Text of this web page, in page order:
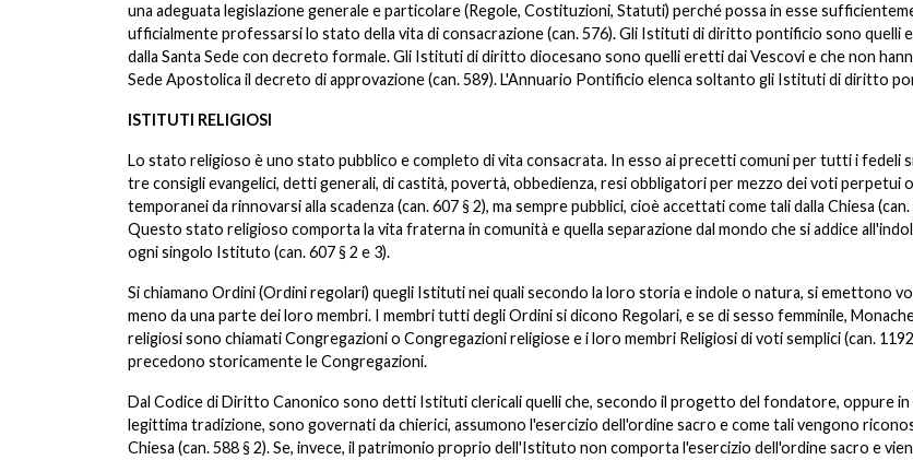
una adeguata legislazione generale e particolare (Regole, Costituzioni, Statuti) perché possa in esse
ufficialmente professarsi lo stato della vita di consacrazione (can. 576). Gli Istituti di diritto pontificio sono quelli
dalla Santa Sede con decreto formale. Gli Istituti di diritto diocesano sono quelli eretti dai Vescovi e che non
Sede Apostolica il decreto di approvazione (can. 589). L'Annuario Pontificio elenca soltanto gli Istituti di diritto
ISTITUTI RELIGIOSI
Lo stato religioso è uno stato pubblico e completo di vita consacrata. In esso ai precetti comuni per tutti i fedeli
tre consigli evangelici, detti generali, di castità, povertà, obbedienza, resi obbligatori per mezzo dei voti perpetui
temporanei da rinnovarsi alla scadenza (can. 607 § 2), ma sempre pubblici, cioè accettati come tali dalla Chiesa (can.
Questo stato religioso comporta la vita fraterna in comunità e quella separazione dal mondo che si addice
ogni singolo Istituto (can. 607 § 2 e 3).
Si chiamano Ordini (Ordini regolari) quegli Istituti nei quali secondo la loro storia e indole o natura, si emettono
meno da una parte dei loro membri. I membri tutti degli Ordini si dicono Regolari, e se di sesso femminile,
religiosi sono chiamati Congregazioni o Congregazioni religiose e i loro membri Religiosi di voti semplici (can.
precedono storicamente le Congregazioni.
Dal Codice di Diritto Canonico sono detti Istituti clericali quelli che, secondo il progetto del fondatore, oppure in
legittima tradizione, sono governati da chierici, assumono l'esercizio dell'ordine sacro e come tali vengono
Chiesa (can. 588 § 2). Se, invece, il patrimonio proprio dell'Istituto non comporta l'esercizio dell'ordine sacro e